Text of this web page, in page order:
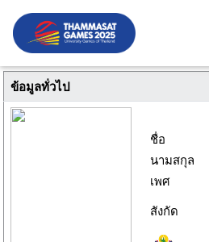
ข้อมูลทั่วไป
ชื่อ
นามสกุล
เพศ
สังกัด